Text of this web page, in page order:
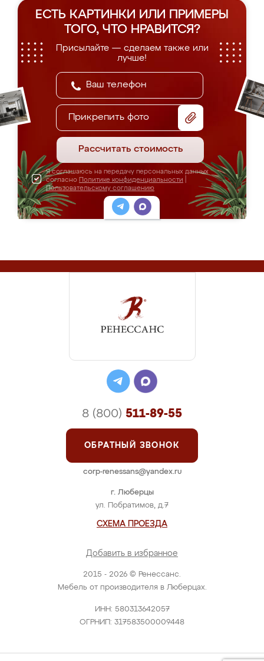
ЕСТЬ КАРТИНКИ ИЛИ ПРИМЕРЫ
ТОГО, ЧТО НРАВИТСЯ?
Присылайте — сделаем также или
лучше!
Прикрепить фото
Рассчитать стоимость
Я соглашаюсь на передачу персональных данных
согласно Политике конфиденциальности
Пользовательскому соглашению
2015 - 2026 © Ренессанс.
Мебель от производителя в Люберцах.
ИНН: 580313642057
ОГРНИП: 317583500009448
г. Люберцы
ул. Побратимов, д.7
СХЕМА ПРОЕЗДА
Добавить в избранное
8 (800) 511-89-55
ОБРАТНЫЙ ЗВОНОК
corp-renessans@yandex.ru